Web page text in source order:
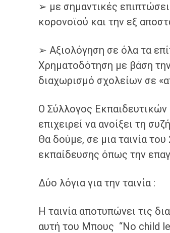
➢ με σημαντικές
κορονοϊού και την εξ
➢ Αξιολόγηση σε όλα τα
Χρηματοδότηση με βάση
διαχωρισμό σχολείων σε
Ο Σύλλογος
επιχειρεί να ανοίξει τη
Θα δούμε, σε μια ταινία
εκπαίδευσης όπως την
Δύο λόγια για την ταινία :
Η ταινία αποτυπώνει τις
αυτή του Μπους “No child